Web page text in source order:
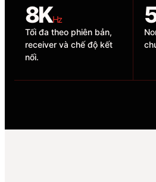
8KHz
Tối đa theo phiên bản,
receiver và chế độ kết
nối.